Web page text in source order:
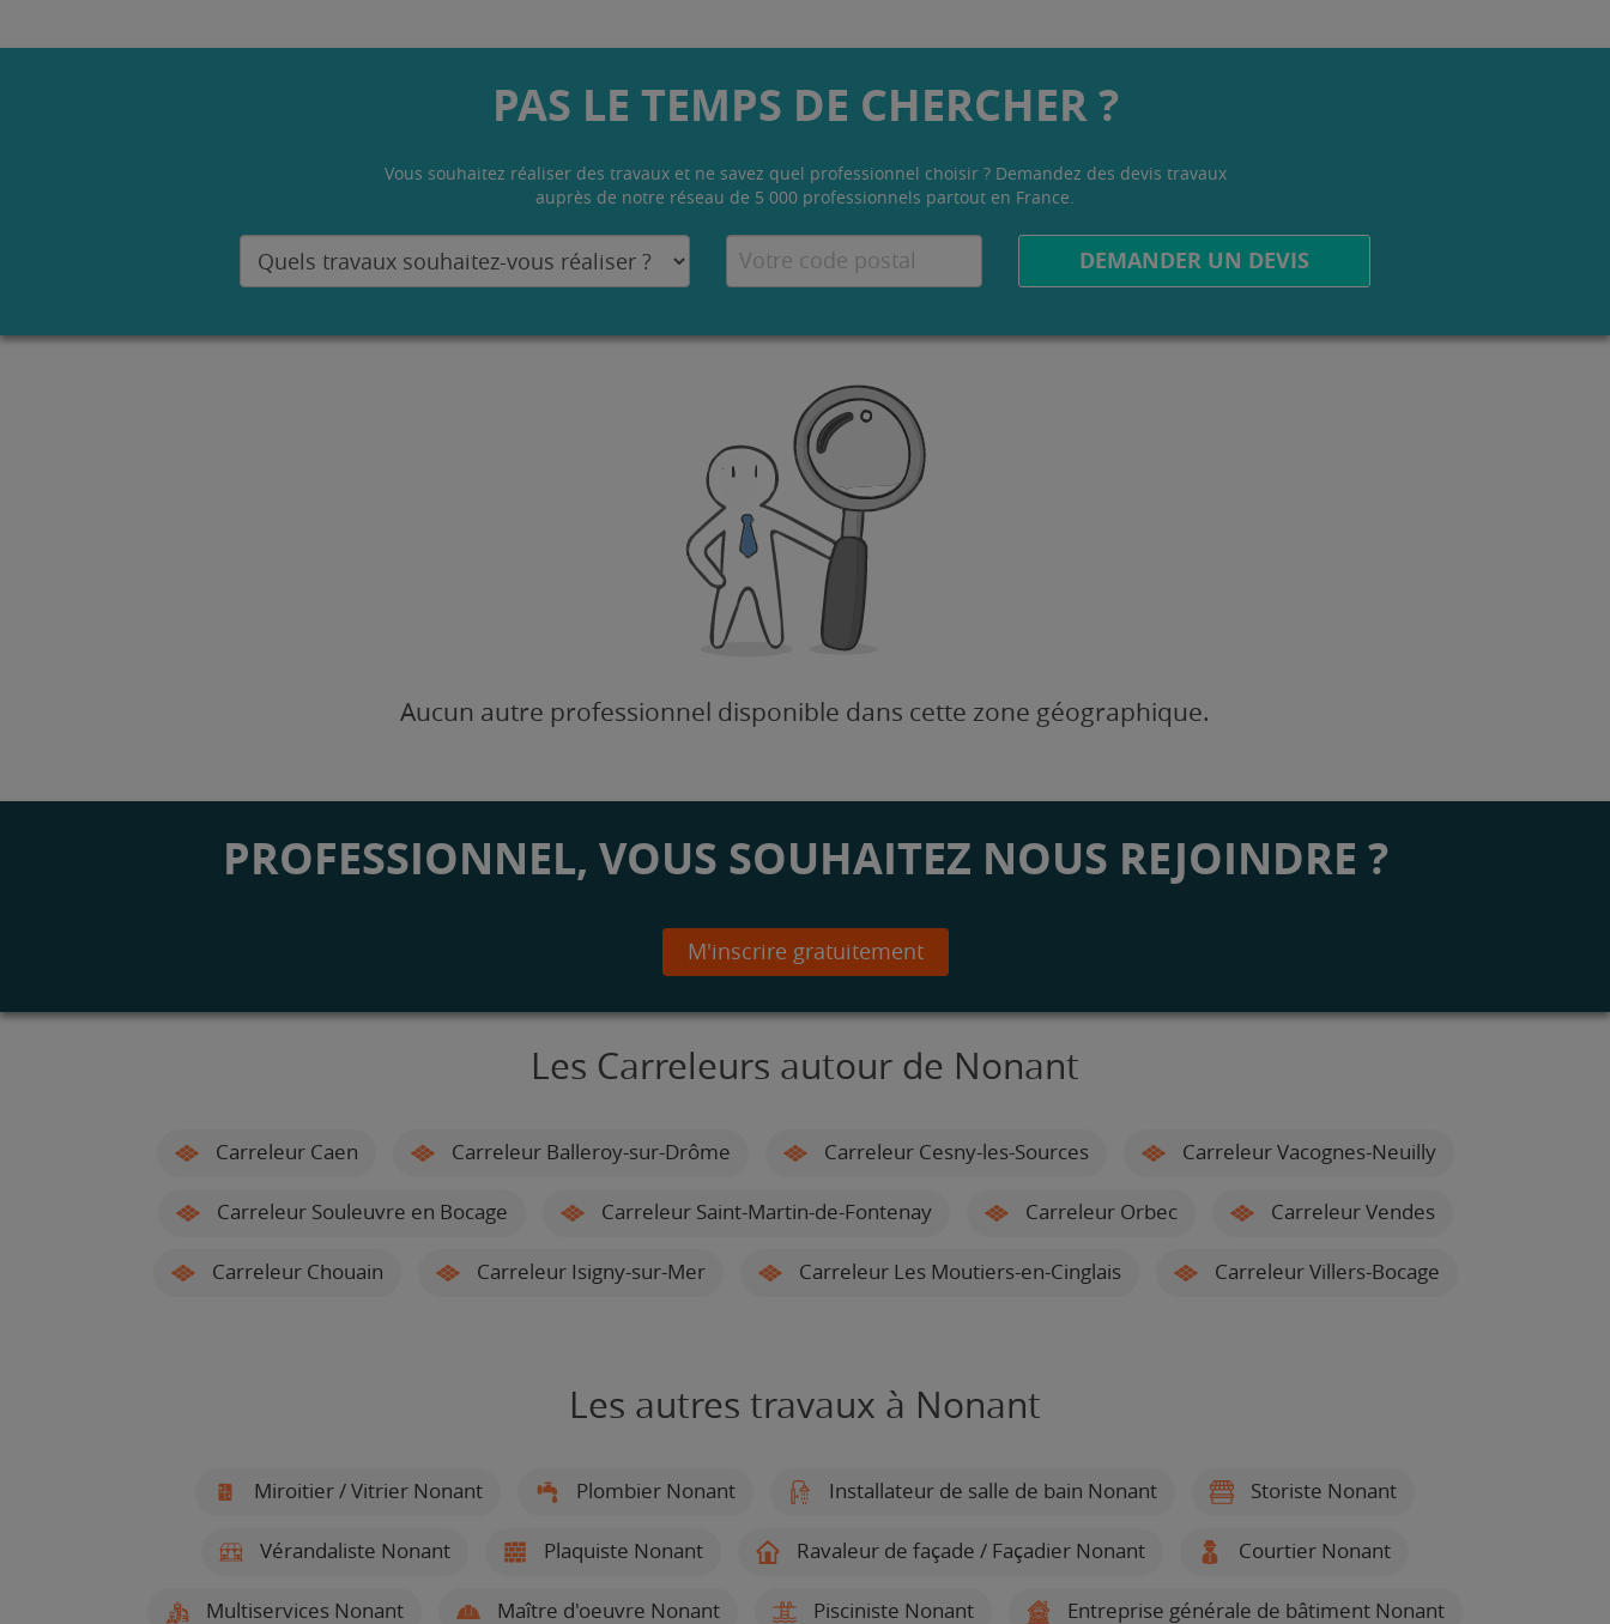
PAS LE TEMPS DE CHERCHER ?
Vous souhaitez réaliser des travaux et ne savez quel professionnel choisir ? Demandez des devis travaux
auprès de notre réseau de 5 000 professionnels partout en France.
DEMANDER UN DEVIS
Aucun autre professionnel disponible dans cette zone géographique.
PROFESSIONNEL, VOUS SOUHAITEZ NOUS REJOINDRE ?
M'inscrire gratuitement
Les Carreleurs autour de Nonant
Carreleur Caen Carreleur Balleroy-sur-Drôme Carreleur Cesny-les-Sources Carreleur Vacognes-Neuilly
Carreleur Souleuvre en Bocage Carreleur Saint-Martin-de-Fontenay Carreleur Orbec Carreleur Vendes
Carreleur Chouain Carreleur Isigny-sur-Mer Carreleur Les Moutiers-en-Cinglais Carreleur Villers-Bocage
Les autres travaux à Nonant
Miroitier / Vitrier Nonant Plombier Nonant Installateur de salle de bain Nonant Storiste Nonant
Vérandaliste Nonant Plaquiste Nonant Ravaleur de façade / Façadier Nonant Courtier Nonant
Multiservices Nonant Maître d'oeuvre Nonant Pisciniste Nonant Entreprise générale de bâtiment Nonant